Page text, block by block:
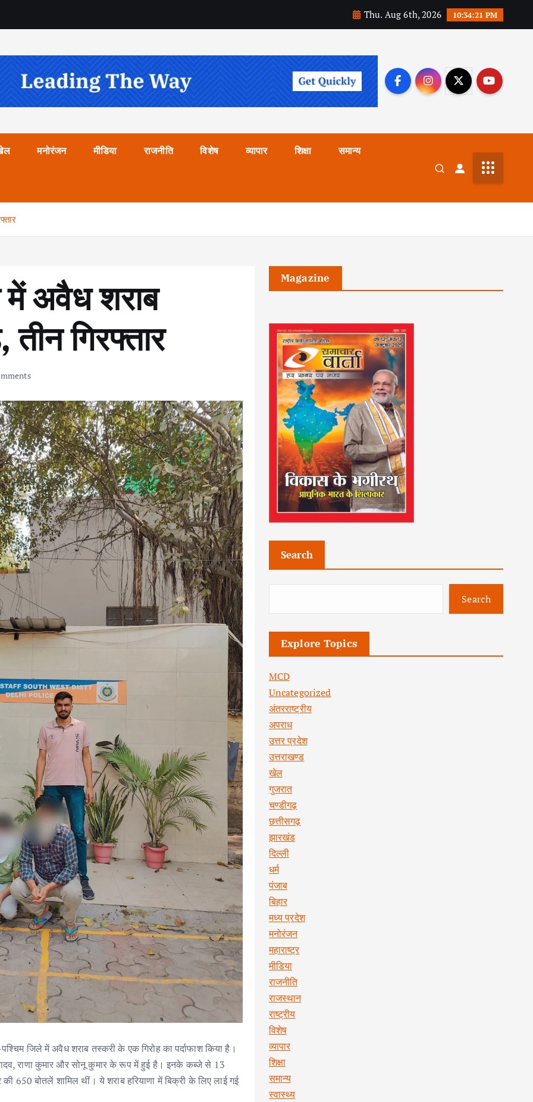
Thu. Aug 6th, 2026 10:34:23 PM
मनोरंजन मीडिया राजनीति विशेष व्यापार शिक्षा समान्य
में अवैध शराब
गिरफ्तार
जिले में अवैध शराब तस्करी के एक गिरोह का पर्दाफाश किया है।
राणा कुमार और सोनू कुमार के रूप में हुई है। इनके कब्जे से 13
650 बोतलें शामिल थीं। ये शराब हरियाणा में बिक्री के लिए लाई गई
Magazine
Search
Search
Explore Topics
MCD
Uncategorized
अंतरराष्ट्रीय
अपराध
उत्तर प्रदेश
उत्तराखण्ड
खेल
गुजरात
चण्डीगढ़
छत्तीसगढ़
झारखंड
दिल्ली
धर्म
पंजाब
बिहार
मध्य प्रदेश
मनोरंजन
महाराष्ट्र
मीडिया
राजनीति
राजस्थान
राष्ट्रीय
विशेष
व्यापार
शिक्षा
समान्य
स्वास्थ्य